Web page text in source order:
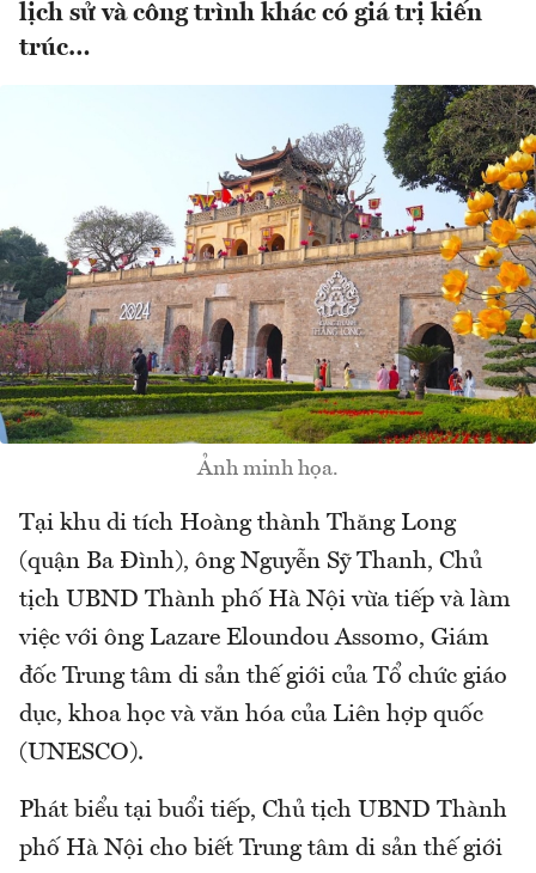
lịch sử và công trình khác có giá trị kiến
trúc…
Ảnh minh họa.
Tại khu di tích Hoàng thành Thăng Long
(quận Ba Đình), ông Nguyễn Sỹ Thanh, Chủ
tịch UBND Thành phố Hà Nội vừa tiếp và làm
việc với ông Lazare Eloundou Assomo, Giám
đốc Trung tâm di sản thế giới của Tổ chức giáo
dục, khoa học và văn hóa của Liên hợp quốc
(UNESCO).
Phát biểu tại buổi tiếp, Chủ tịch UBND Thành
phố Hà Nội cho biết Trung tâm di sản thế giới